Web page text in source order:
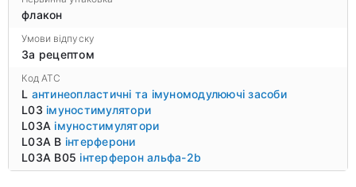
флакон
Умови відпуску
За рецептом
Код ATC
L антинеопластичні та імуномодулюючі засоби
L03 імуностимулятори
L03A імуностимулятори
L03A B інтерферони
L03A B05 інтерферон альфа-2b